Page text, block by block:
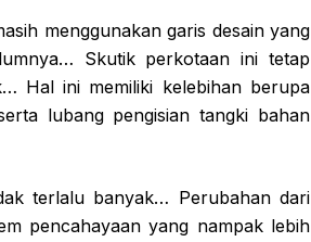
menggunakan garis desain yang
Skutik perkotaan ini tetap
Hal ini memiliki kelebihan berupa
lubang pengisian tangki bahan
terlalu banyak… Perubahan dari
pencahayaan yang nampak lebih